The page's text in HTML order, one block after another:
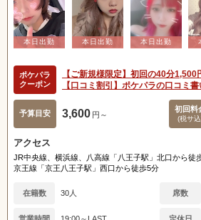
ポケパラ
クーポン
【ご新規様限定】初回の40分1,500
【口コミ割引】ポケパラの口コミ
予算目安 3,600 円～
初回料
(税サ
アクセス
JR中央線、横浜線、八高線「八王子駅」北口から徒
京王線「京王八王子駅」西口から徒歩5分
在籍数 30人 席数
営業時間 19:00～LAST 定休日